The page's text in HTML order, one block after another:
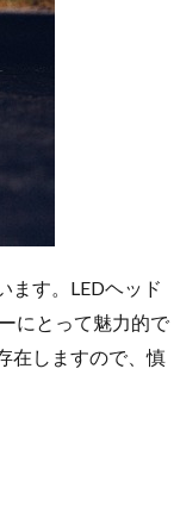
ます。LEDヘッド
にとって魅力的で
在しますので、慎